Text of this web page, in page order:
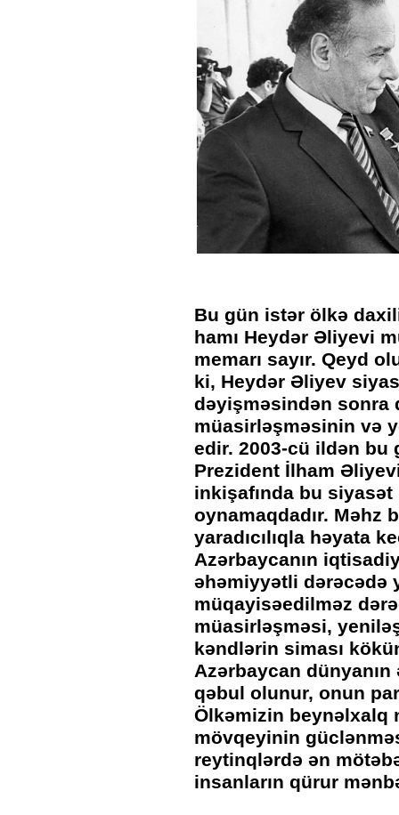
Bu gün istər ölkə
hamı Heydər Əliyevi
memarı sayır. Qeyd
ki, Heydər Əliyev
dəyişməsindən sonra
müasirləşməsinin və
edir. 2003-cü ildən bu
Prezident İlham
inkişafında bu
oynamaqdadır. Məhz
yaradıcılıqla həyata
Azərbaycanın
əhəmiyyətli dərəcədə
müqayisəedilməz
müasirləşməsi,
kəndlərin siması
Azərbaycan
qəbul olunur, onun
Ölkəmizin beynəlxalq
mövqeyinin
reytinqlərdə ən
insanların qürur